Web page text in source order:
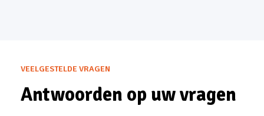
VEELGESTELDE VRAGEN
Antwoorden op uw vragen